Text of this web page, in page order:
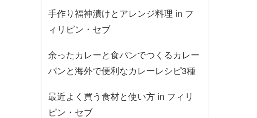
手作り福神漬けとアレンジ料理 in フ
ィリピン・セブ
余ったカレーと食パンでつくるカレー
パンと海外で便利なカレーレシピ3種
最近よく買う食材と使い方 in フィリ
ピン・セブ